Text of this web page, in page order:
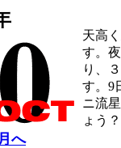
天高
す。
り、
す。9
ニ流
ょう？
へ